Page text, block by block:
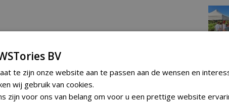
BV
te zijn onze website aan te passen aan de wensen en
wij gebruik van cookies.
zijn voor ons van belang om voor u een prettige website